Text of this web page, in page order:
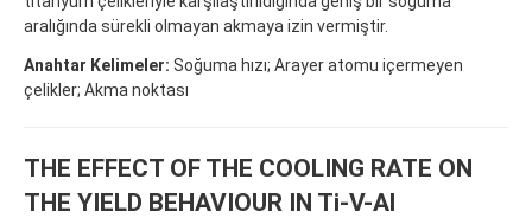
aralığında sürekli olmayan akmaya izin vermiştir.
Anahtar Kelimeler: Soğuma hızı; Arayer atomu içermeyen
çelikler; Akma noktası
THE EFFECT OF THE COOLING RATE ON
THE YIELD BEHAVIOUR IN Ti-V-Al